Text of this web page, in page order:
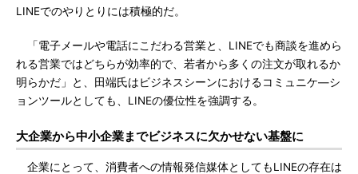
LINEでのやりとりには積極的だ。
「電子メールや電話にこだわる営業と、LINEでも商談を進めら
れる営業ではどちらが効率的で、若者から多くの注文が取れるか
明らかだ」と、田端氏はビジネスシーンにおけるコミュニケ―シ
ョンツールとしても、LINEの優位性を強調する。
大企業から中小企業までビジネスに欠かせない基盤に
企業にとって、消費者への情報発信媒体としてもLINEの存在は